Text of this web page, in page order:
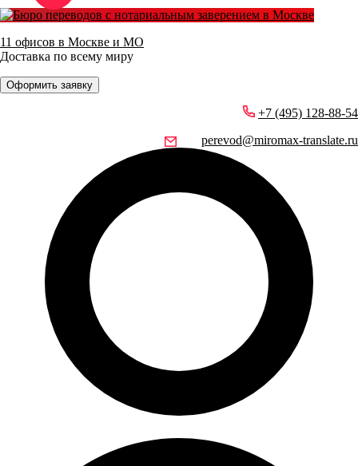
11 офисов в Москве и МО
Доставка по всему миру
Оформить заявку
+7 (495) 128-88-54
perevod@miromax-translate.ru